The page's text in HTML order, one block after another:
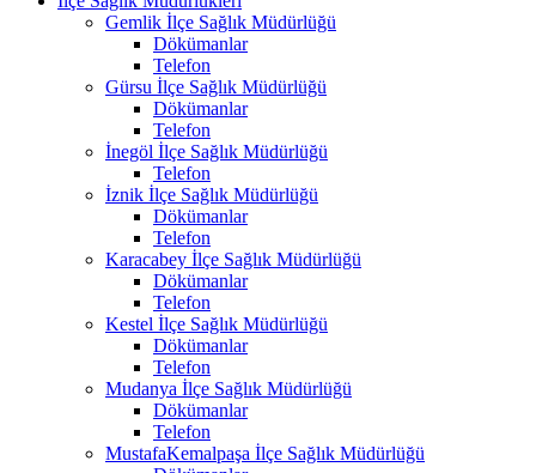
Gemlik İlçe Sağlık Müdürlüğü
Dökümanlar
Telefon
Gürsu İlçe Sağlık Müdürlüğü
Dökümanlar
Telefon
İnegöl İlçe Sağlık Müdürlüğü
Telefon
İznik İlçe Sağlık Müdürlüğü
Dökümanlar
Telefon
Karacabey İlçe Sağlık Müdürlüğü
Dökümanlar
Telefon
Kestel İlçe Sağlık Müdürlüğü
Dökümanlar
Telefon
Mudanya İlçe Sağlık Müdürlüğü
Dökümanlar
Telefon
MustafaKemalpaşa İlçe Sağlık Müdürlüğü